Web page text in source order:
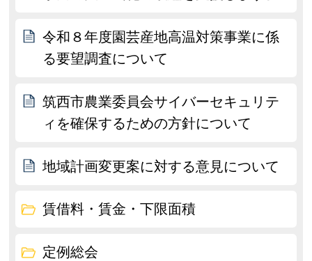
令和８年度園芸産地高温対策事業に係
る要望調査について
筑西市農業委員会サイバーセキュリテ
ィを確保するための方針について
地域計画変更案に対する意見について
賃借料・賃金・下限面積
定例総会